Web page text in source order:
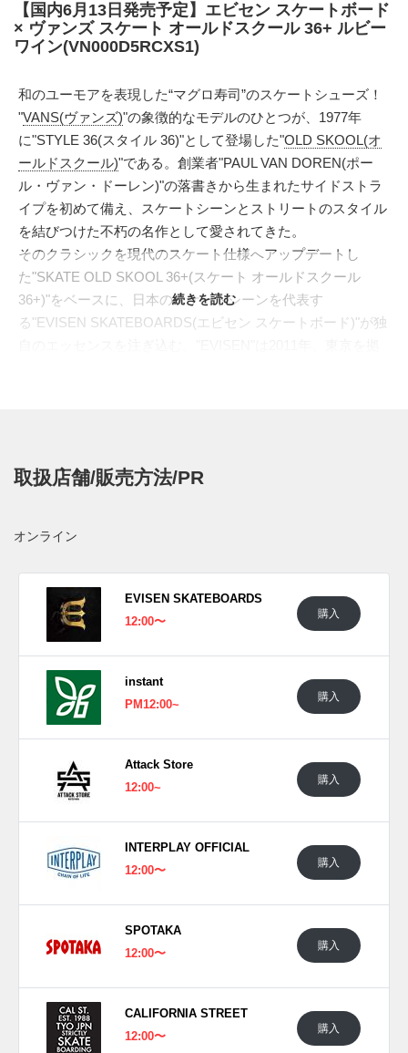
【国内6月13日発売予定】エビセン スケートボード
× ヴァンズ スケート オールドスクール 36+ ルビー
ワイン(VN000D5RCXS1)
和のユーモアを表現した“マグロ寿司”のスケートシューズ！
"VANS(ヴァンズ)"の象徴的なモデルのひとつが、1977年
に"STYLE 36(スタイル 36)"として登場した"OLD SKOOL(オ
ールドスクール)"である。創業者"PAUL VAN DOREN(ポー
ル・ヴァン・ドーレン)"の落書きから生まれたサイドストラ
イプを初めて備え、スケートシーンとストリートのスタイル
を結びつけた不朽の名作として愛されてきた。
そのクラシックを現代のスケート仕様へアップデートし
た"SKATE OLD SKOOL 36+(スケート オールドスクール
36+)"をベースに、日本のスケートシーンを代表す
る"EVISEN SKATEBOARDS(エビセン スケートボード)"が独
用性を兼ね備えた一足へと仕上げた。
ウォールには粒立ちのあるシャリを思わせる凹凸のテクスチ
ャーを落とし込んでいる。さらにインソールやヒール、アウ
トソールにはワサビを連想させるグリーンを効かせ、寿司と
いう身近なモチーフを、スケートシューズの細部へ遊び心た
柄も加わり、和のユーモアと"VANS"らしいスケートカルチ
ャーが自然に重なり合っている。
ウトソール、衝撃を和らげる"POPCUSH"インソールを備
え、ボード上での耐久性、クッション性、フィット感を高め
ている。見た目はユーモラスでありながら、スケートに耐え
る実用性をしっかり備えた、"EVISEN"らしい洒落とこだわ
りが詰まったコラボレーションとなっている。
が入り次第、スニーカーウォーズの
Facebookなどで報告
続きを読む
取扱店舗/販売方法/PR
オンライン
EVISEN SKATEBOARDS
12:00〜
購入
instant
PM12:00~
購入
Attack Store
12:00~
購入
INTERPLAY OFFICIAL
12:00〜
購入
SPOTAKA
12:00〜
購入
CALIFORNIA STREET
12:00〜
購入